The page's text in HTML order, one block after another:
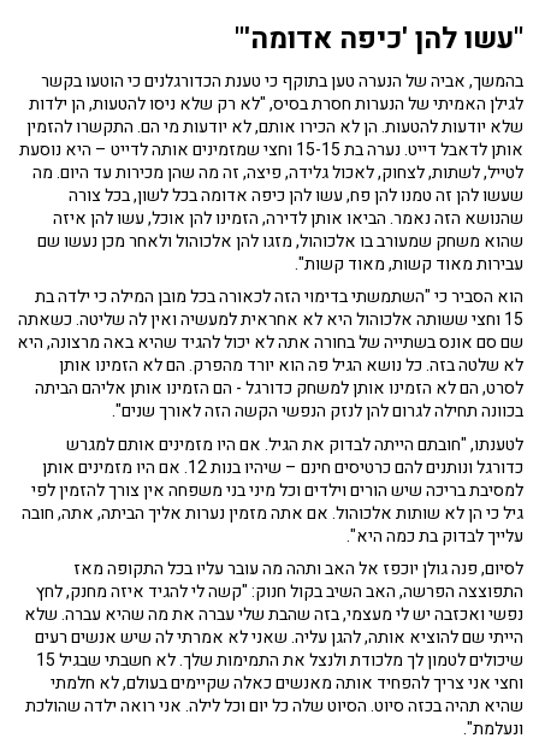
"עשו להן 'כיפה אדומה'"
בהמשך, אביה של הנערה טען בתוקף כי טענת הכדורגלנים כי הוטעו בקשר
לגילן האמיתי של הנערות חסרת בסיס, "לא רק שלא ניסו להטעות, הן ילדות
שלא יודעות להטעות. הן לא הכירו אותם, לא יודעות מי הם. התקשרו להזמין
אותן לדאבל דייט. נערה בת 15-15 וחצי שמזמינים אותה לדייט – היא נוסעת
לטייל, לשתות, לצחוק, לאכול גלידה, פיצה, זה מה שהן מכירות עד היום. מה
שעשו להן זה טמנו להן פח, עשו להן כיפה אדומה בכל לשון, בכל צורה
שהנושא הזה נאמר. הביאו אותן לדירה, הזמינו להן אוכל, עשו להן איזה
שהוא משחק שמעורב בו אלכוהול, מזגו להן אלכוהול ולאחר מכן נעשו שם
עבירות מאוד קשות, מאוד קשות".
הוא הסביר כי "השתמשתי בדימוי הזה לכאורה בכל מובן המילה כי ילדה בת
15 וחצי ששותה אלכוהול היא לא אחראית למעשיה ואין לה שליטה. כשאתה
שם סם אונס בשתייה של בחורה אתה לא יכול להגיד שהיא באה מרצונה, היא
לא שלטה בזה. כל נושא הגיל פה הוא יורד מהפרק. הם לא הזמינו אותן
לסרט, הם לא הזמינו אותן למשחק כדורגל - הם הזמינו אותן אליהם הביתה
בכוונה תחילה לגרום להן לנזק הנפשי הקשה הזה לאורך שנים".
לטענתו, "חובתם הייתה לבדוק את הגיל. אם היו מזמינים אותם למגרש
כדורגל ונותנים להם כרטיסים חינם – שיהיו בנות 12. אם היו מזמינים אותן
למסיבת בריכה שיש הורים וילדים וכל מיני בני משפחה אין צורך להזמין לפי
גיל כי הן לא שותות אלכוהול. אם אתה מזמין נערות אליך הביתה, אתה, חובה
עלייך לבדוק בת כמה היא".
לסיום, פנה גולן יוכפז אל האב ותהה מה עובר עליו בכל התקופה מאז
התפוצצה הפרשה, האב השיב בקול חנוק: "קשה לי להגיד איזה מחנק, לחץ
נפשי ואכזבה יש לי מעצמי, בזה שהבת שלי עברה את מה שהיא עברה. שלא
הייתי שם להוציא אותה, להגן עליה. שאני לא אמרתי לה שיש אנשים רעים
שיכולים לטמון לך מלכודת ולנצל את התמימות שלך. לא חשבתי שבגיל 15
וחצי אני צריך להפחיד אותה מאנשים כאלה שקיימים בעולם, לא חלמתי
שהיא תהיה בכזה סיוט. הסיוט שלה כל יום וכל לילה. אני רואה ילדה שהולכת
ונעלמת".